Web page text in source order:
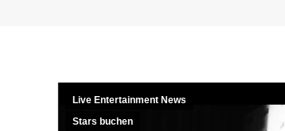
Live Entertainment News
Stars buchen